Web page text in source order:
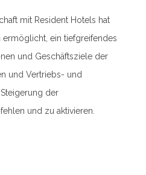
mit Resident Hotels hat
ermöglicht, ein tiefgreifendes
und Geschäftsziele der
und Vertriebs- und
der
und zu aktivieren.